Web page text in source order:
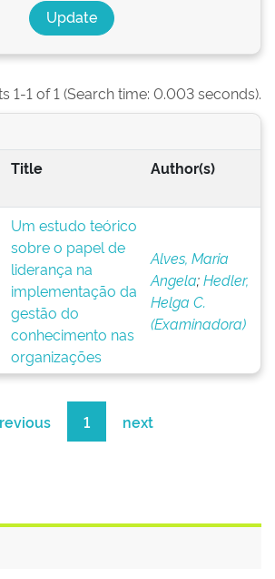
1-1 of 1 (Search time: 0.003 seconds).
Title Author(s)
Um estudo teórico
sobre o papel de
liderança na
implementação da
gestão do
conhecimento nas
organizações
Alves, Maria
Angela;Hedler,
Helga C.
(Examinadora)
1 next